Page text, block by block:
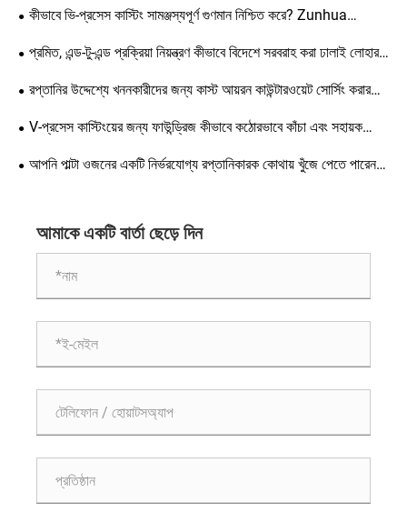
কাউন্টারওয়েটগুলি বিদেশী ক্লায়েন্টদের দ্বারা অত্যন্ত পছন্দের?
কীভাবে ভি-প্রসেস কাস্টিং সামঞ্জস্যপূর্ণ গুণমান নিশ্চিত করে? Zunhua
Shengjian Fanrong গলানো সহায়ক যোগ করার জন্য মানসম্মত নির্দেশিকা
প্রমিত, এন্ড-টু-এন্ড প্রক্রিয়া নিয়ন্ত্রণ কীভাবে বিদেশে সরবরাহ করা ঢালাই লোহার
কাউন্টারওয়েটের গুণমান নিশ্চিত করে?
রপ্তানির উদ্দেশ্যে খননকারীদের জন্য কাস্ট আয়রন কাউন্টারওয়েট সোর্সিং করার
সময়, কাস্টম উত্পাদনের সময় কোন নির্দিষ্ট বিবরণ এবং মান কঠোর নিয়ন্ত্রণের প্রয়োজন
V-প্রসেস কাস্টিংয়ের জন্য ফাউন্ড্রিজ কীভাবে কঠোরভাবে কাঁচা এবং সহায়ক
সামগ্রী নিয়ন্ত্রণ করতে পারে? স্ট্যান্ডার্ড গ্রহণযোগ্যতা স্পেসিফিকেশন বাস্তবায়নের
আপনি পাল্টা ওজনের একটি নির্ভরযোগ্য রপ্তানিকারক কোথায় খুঁজে পেতে পারেন?
আমাকে একটি বার্তা ছেড়ে দিন